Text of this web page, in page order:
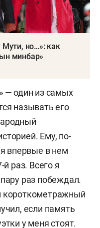
Мути, но…»: как
минбар»
— один из самых
называть его
Ему, по-
впервые в нем
й раз. Всего я
раз побеждал.
короткометражный
если память
у меня стоят.